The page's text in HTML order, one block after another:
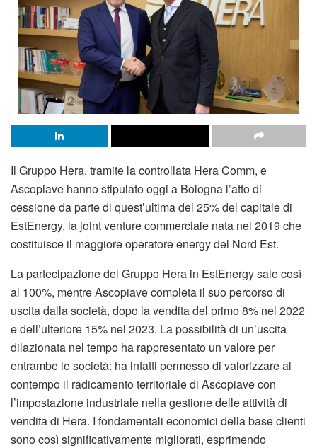
Il Gruppo Hera, tramite la controllata Hera Comm, e
Ascopiave hanno stipulato oggi a Bologna l’atto di
cessione da parte di quest’ultima del 25% del capitale di
EstEnergy, la joint venture commerciale nata nel 2019 che
costituisce il maggiore operatore energy del Nord Est.
La partecipazione del Gruppo Hera in EstEnergy sale così
al 100%, mentre Ascopiave completa il suo percorso di
uscita dalla società, dopo la vendita del primo 8% nel 2022
e dell’ulteriore 15% nel 2023. La possibilità di un’uscita
dilazionata nel tempo ha rappresentato un valore per
entrambe le società: ha infatti permesso di valorizzare al
contempo il radicamento territoriale di Ascopiave con
l’impostazione industriale nella gestione delle attività di
vendita di Hera. I fondamentali economici della base clienti
sono così significativamente migliorati, esprimendo